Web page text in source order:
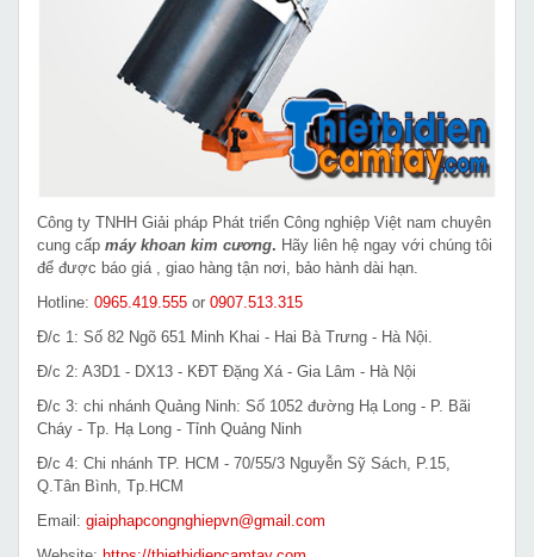
Công ty TNHH Giải pháp Phát triển Công nghiệp Việt nam chuyên
cung cấp máy khoan kim cương. Hãy liên hệ ngay với chúng tôi
để được báo giá , giao hàng tận nơi, bảo hành dài hạn.
Hotline: 0965.419.555 or 0907.513.315
Đ/c 1: Số 82 Ngõ 651 Minh Khai - Hai Bà Trưng - Hà Nội.
Đ/c 2: A3D1 - DX13 - KĐT Đặng Xá - Gia Lâm - Hà Nội
Đ/c 3: chi nhánh Quảng Ninh: Số 1052 đường Hạ Long - P. Bãi
Cháy - Tp. Hạ Long - Tỉnh Quảng Ninh
Đ/c 4: Chi nhánh TP. HCM - 70/55/3 Nguyễn Sỹ Sách, P.15,
Q.Tân Bình, Tp.HCM
Email: giaiphapcongnghiepvn@gmail.com